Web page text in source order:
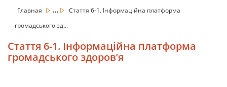
Главная ...
Стаття 6-1. Інформаційна платформа
громадського зд...
Стаття 6-1. Інформаційна платформа
громадського здоров’я